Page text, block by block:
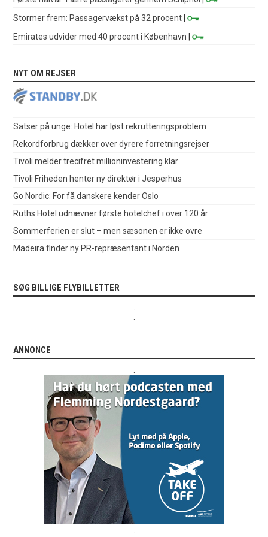
Stormer frem: Passagervækst på 32 procent |
Emirates udvider med 40 procent i København |
NYT OM REJSER
Satser på unge: Hotel har løst rekrutteringsproblem
Rekordforbrug dækker over dyrere forretningsrejser
Tivoli melder trecifret millioninvestering klar
Tivoli Friheden henter ny direktør i Jesperhus
Go Nordic: For få danskere kender Oslo
Ruths Hotel udnævner første hotelchef i over 120 år
Sommerferien er slut – men sæsonen er ikke ovre
Madeira finder ny PR-repræsentant i Norden
SØG BILLIGE FLYBILLETTER
ANNONCE